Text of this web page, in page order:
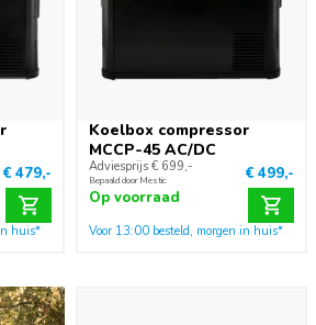
€ 479,-
huis*
Koelbox compressor
MCCP-45 AC/DC
Adviesprijs € 699,-
Bepaald door Mestic
€ 499,-
Op voorraad
Voor 13:00 besteld, morgen in huis*